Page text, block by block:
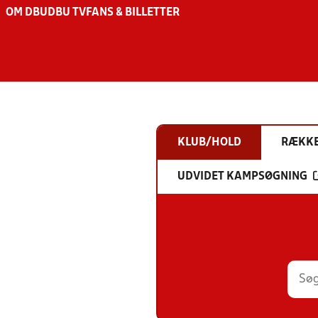
OM DBU DBU TV FANS & BILLETTER
KLUB/HOLD
UDVIDET KAMPSØGNING